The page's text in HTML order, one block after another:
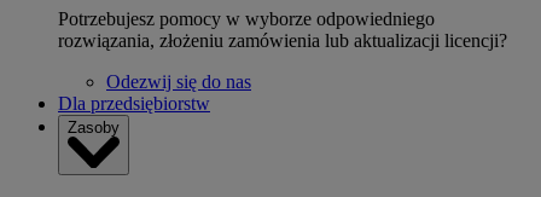
Potrzebujesz pomocy w wyborze odpowiedniego
rozwiązania, złożeniu zamówienia lub aktualizacji licencji?
Odezwij się do nas
Dla przedsiębiorstw
Zasoby